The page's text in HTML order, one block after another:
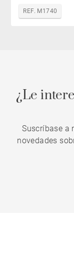
REF. M1740
¿Le
Suscríbase a
novedades